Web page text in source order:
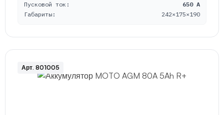
Пусковой ток:
650 A
Габариты:
242×175×190
Арт. 801005